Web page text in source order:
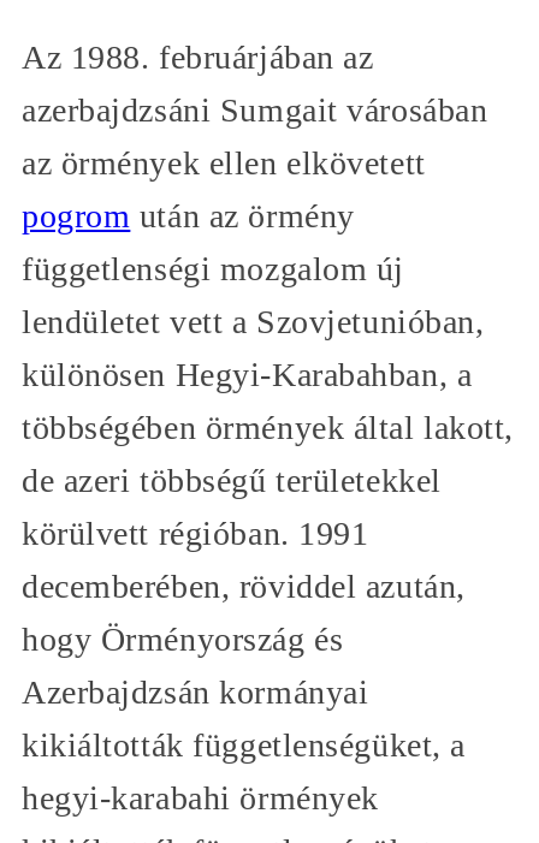
Az 1988. februárjában az
azerbajdzsáni Sumgait városában
az örmények ellen elkövetett
pogrom után az örmény
függetlenségi mozgalom új
lendületet vett a Szovjetunióban,
különösen Hegyi-Karabahban, a
többségében örmények által lakott,
de azeri többségű területekkel
körülvett régióban. 1991
decemberében, röviddel azután,
hogy Örményország és
Azerbajdzsán kormányai
kikiáltották függetlenségüket, a
hegyi-karabahi örmények